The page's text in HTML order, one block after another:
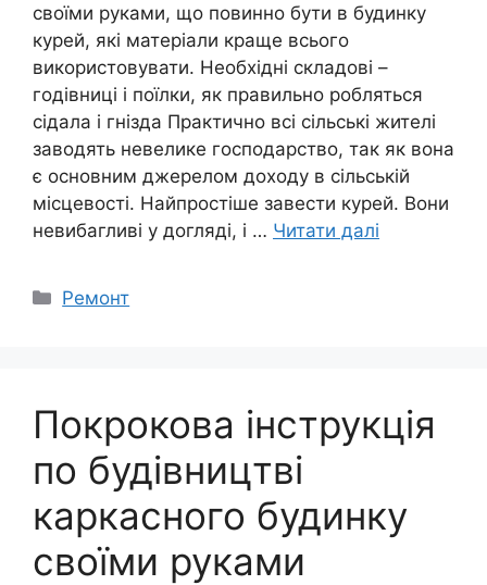
своїми руками, що повинно бути в будинку
курей, які матеріали краще всього
використовувати. Необхідні складові –
годівниці і поїлки, як правильно робляться
сідала і гнізда Практично всі сільські жителі
заводять невелике господарство, так як вона
є основним джерелом доходу в сільській
місцевості. Найпростіше завести курей. Вони
невибагливі у догляді, і … Читати далі
Категорії
Ремонт
Покрокова інструкція
по будівництві
каркасного будинку
своїми руками